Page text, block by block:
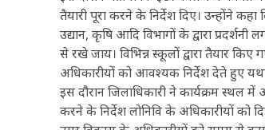
तैयारी पूरा करने के निर्देश दिए। उन्होंने
उद्यान, कृषि आदि विभागों के द्वारा
से रखे जाय। विभिन्न स्कूलों द्वारा तैयार
अधिकारीयों को आवश्यक निर्देश देते हुए
इस दौरान जिलाधिकारी ने कार्यक्रम स्थल
करने के निर्देश लोनिवि के अधिकारीयों को